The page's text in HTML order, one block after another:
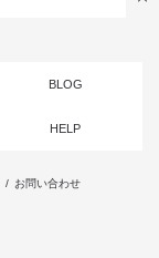
BLOG
HELP
/ お問い合わせ